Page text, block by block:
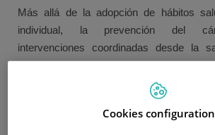
Más allá de la adopción de hábitos
individual, la prevención del
intervenciones coordinadas desde la
atención primaria, los programas de
programas poblacionales de cribado.
Prevención primaria
Cookies configuration